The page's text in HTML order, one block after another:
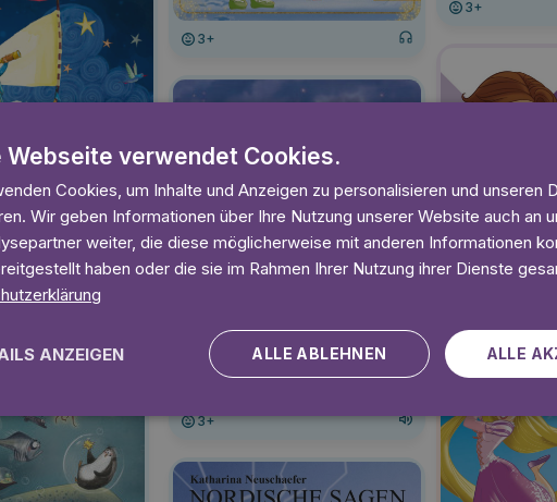
3+
3+
3+
Webseite verwendet Cookies.
Cookies, um Inhalte und Anzeigen zu personalisieren und unseren
Wir geben Informationen über Ihre Nutzung unserer Website auch an
weiter, die diese möglicherweise mit anderen Informationen
haben oder die sie im Rahmen Ihrer Nutzung ihrer Dienste
ALLE
ALLE ABLEHNEN
ANZEIGEN